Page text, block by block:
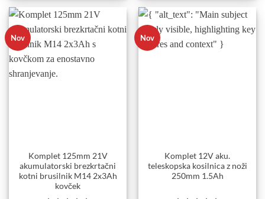
Nov
Komplet 125mm 21V
akumulatorski brezkrtačni
kotni brusilnik M14 2x3Ah
kovček
Nov
Komplet 12V aku.
teleskopska kosilnica z noži
250mm 1.5Ah